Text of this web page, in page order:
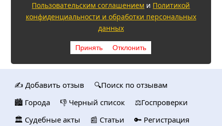
Пользовательским соглашением и Политикой
конфиденциальности и обработки персональных
данных
Принять Отклонить
✍️ Добавить отзыв
🔍Поиск по отзывам
🏙️ Городa
👎 Черный список
⚖️Госпроверки
🏛️ Судебные акты
📰 Статьи 🔑 Регистрация